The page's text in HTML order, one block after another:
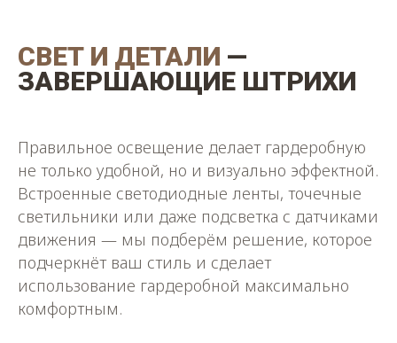
СВЕТ И ДЕТАЛИ —
ЗАВЕРШАЮЩИЕ ШТРИХИ
Правильное освещение делает гардеробную
не только удобной, но и визуально эффектной.
Встроенные светодиодные ленты, точечные
светильники или даже подсветка с датчиками
движения — мы подберём решение, которое
подчеркнёт ваш стиль и сделает
использование гардеробной максимально
комфортным.